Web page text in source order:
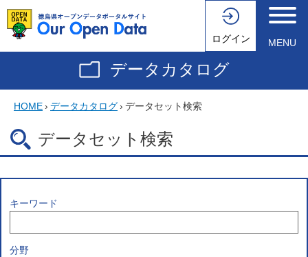
ログイン MENU
データカタログ
HOME› データカタログ› データセット検索
データセット検索
キーワード
分野